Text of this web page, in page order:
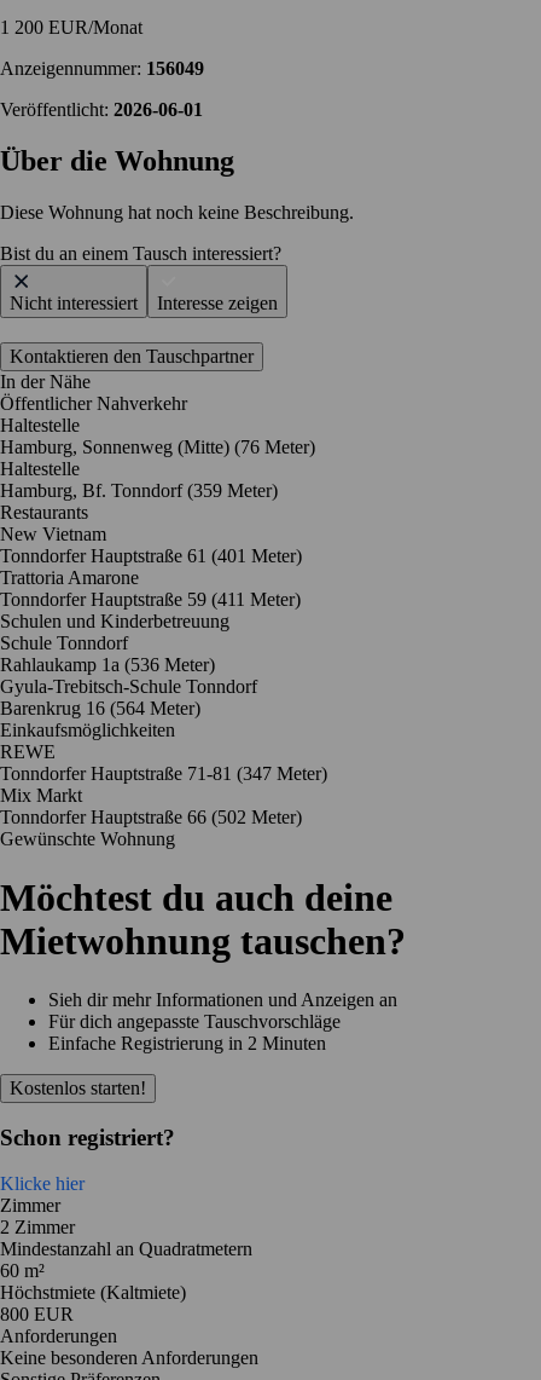
1 200 EUR/Monat
Anzeigennummer: 156049
Veröffentlicht: 2026-06-01
Über die Wohnung
Diese Wohnung hat noch keine Beschreibung.
Bist du an einem Tausch interessiert?
Nicht interessiert Interesse zeigen
Kontaktieren den Tauschpartner
In der Nähe
Öffentlicher Nahverkehr
Haltestelle
Hamburg, Sonnenweg (Mitte) (76 Meter)
Haltestelle
Hamburg, Bf. Tonndorf (359 Meter)
Restaurants
New Vietnam
Tonndorfer Hauptstraße 61 (401 Meter)
Trattoria Amarone
Tonndorfer Hauptstraße 59 (411 Meter)
Schulen und Kinderbetreuung
Schule Tonndorf
Rahlaukamp 1a (536 Meter)
Gyula-Trebitsch-Schule Tonndorf
Barenkrug 16 (564 Meter)
Einkaufsmöglichkeiten
REWE
Tonndorfer Hauptstraße 71-81 (347 Meter)
Mix Markt
Tonndorfer Hauptstraße 66 (502 Meter)
Gewünschte Wohnung
Möchtest du auch deine
Mietwohnung tauschen?
Sieh dir mehr Informationen und Anzeigen an
Für dich angepasste Tauschvorschläge
Einfache Registrierung in 2 Minuten
Kostenlos starten!
Schon registriert?
Klicke hier
Zimmer
2 Zimmer
Mindestanzahl an Quadratmetern
60 m²
Höchstmiete (Kaltmiete)
800 EUR
Anforderungen
Keine besonderen Anforderungen